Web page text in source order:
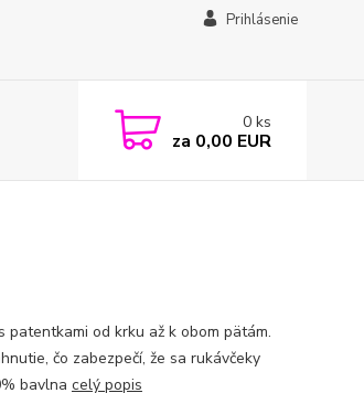
Prihlásenie
0 ks
za 0,00 EUR
od krku až k obom pätám.
čo zabezpečí, že sa rukávčeky
bavlna celý popis